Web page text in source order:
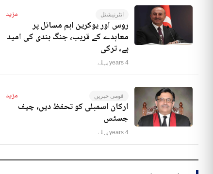
انٹرنیشنل مزید
روس اور یوکرین اہم مسائل پر
معاہدے کے قریب، جنگ بندی کی امید
ہے، ترکی
4 years پہلے
قومی خبریں مزید
ارکان اسمبلی کو تحفظ دیں، چیف
جسٹس
4 years پہلے